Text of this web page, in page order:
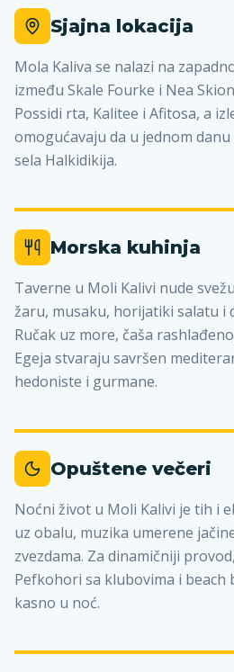
Sjajna lokacija
Mola Kaliva se nalazi na
između Skale Fourke i Nea
Possidi rta, Kalitee i Afitosa, a
omogućavaju da u jednom
sela Halkidikija.
Morska kuhinja
Taverne u Moli Kalivi nude
žaru, musaku, horijatiki salatu i
Ručak uz more, čaša
Egeja stvaraju savršen
hedoniste i gurmane.
Opuštene večeri
Noćni život u Moli Kalivi je tih i
uz obalu, muzika umerene
zvezdama. Za dinamičniji
Pefkohori sa klubovima i beach
kasno u noć.